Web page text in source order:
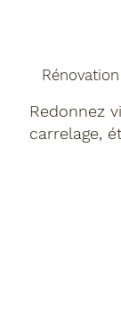
Redonnez
carrelage,